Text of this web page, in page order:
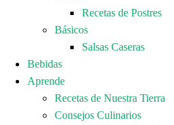
Recetas de Postres
Básicos
Salsas Caseras
Bebidas
Aprende
Recetas de Nuestra Tierra
Consejos Culinarios